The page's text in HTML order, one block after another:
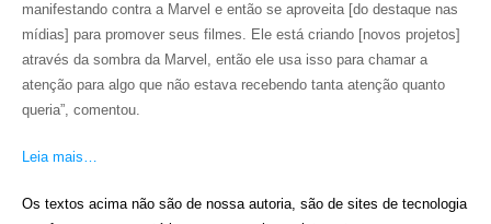
manifestando contra a Marvel e então se aproveita [do destaque nas
mídias] para promover seus filmes. Ele está criando [novos projetos]
através da sombra da Marvel, então ele usa isso para chamar a
atenção para algo que não estava recebendo tanta atenção quanto
queria”, comentou.
Leia mais…
Os textos acima não são de nossa autoria, são de sites de tecnologia